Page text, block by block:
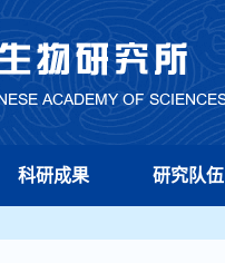
科研成果 研究队伍